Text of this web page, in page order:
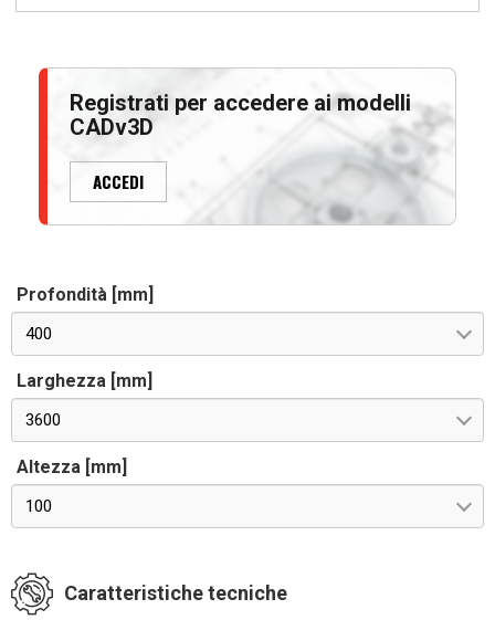
Registrati per accedere ai modelli
CADv3D
ACCEDI
Profondità [mm]
400
Larghezza [mm]
3600
Altezza [mm]
100
Caratteristiche tecniche